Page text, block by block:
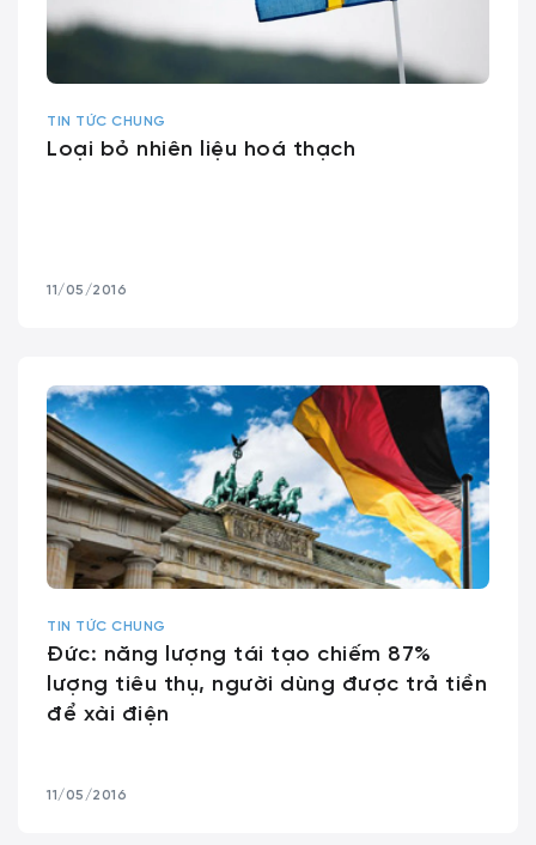
TIN TỨC CHUNG
Loại bỏ nhiên liệu hoá thạch
11/05/2016
TIN TỨC CHUNG
Đức: năng lượng tái tạo chiếm 87%
lượng tiêu thụ, người dùng được trả tiền
để xài điện
11/05/2016